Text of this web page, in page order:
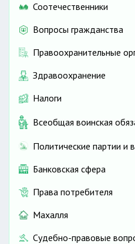
Соотечественники
Вопросы гражданства
Правоохранительные
Здравоохранение
Налоги
Всеобщая воинская
Политические партии и
Банковская сфера
Права потребителя
Махалля
Судебно-правовые